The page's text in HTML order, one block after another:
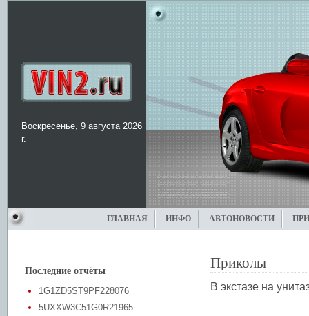
Воскресенье, 9 августа 2026
г.
ГЛАВНАЯ ИНФО АВТОНОВОСТИ
Последние отчёты
1G1ZD5ST9PF228076
5UXXW3C51G0R21965
Приколы
В экстазе на